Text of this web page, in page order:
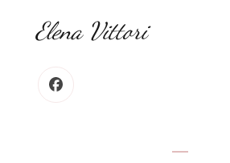
Elena Vittori